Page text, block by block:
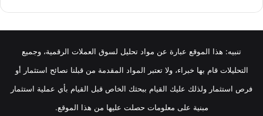
تنبيه: هذا الموقع عبارة عن مواد تحليل لسوق العملات الرقمية، وجميع
التحليلات قام بها خبراء، ولا تعتبر المواد المقدمة من قبلنا نصائح استثمار أو
فرص استثمار ولذلك عليك القيام ببحثك الخاص قبل القيام بأي عملية استثمار
مبنية على معلومات حصلت عليها من هذا الموقع.